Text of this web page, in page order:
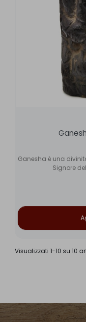
Ganesha è una
Signore
Visualizzati 1-10 su 10